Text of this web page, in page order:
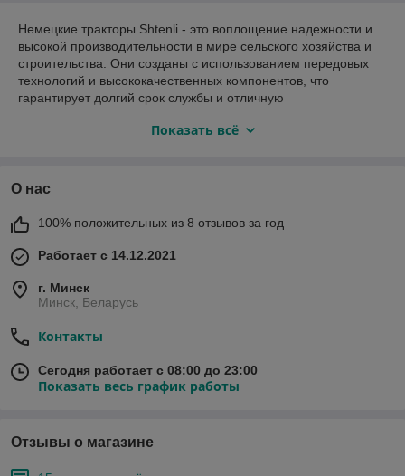
Немецкие тракторы Shtenli - это воплощение надежности и
высокой производительности в мире сельского хозяйства и
строительства. Они созданы с использованием передовых
технологий и высококачественных компонентов, что
гарантирует долгий срок службы и отличную
эффективности, немецкие тракторы Shtenli стали
условиях. Они также отличаются инновационными
продуктивной. С немецкими тракторами Shtenli вы получаете
мощный инструмент, на который можно полагаться для
выполнения разнообразных задач в сельском хозяйстве и
стройиндустрии.
Показать всё
О нас
100% положительных из 8 отзывов за год
Работает с 14.12.2021
г. Минск
Минск, Беларусь
Контакты
Сегодня работает с 08:00 до 23:00
Показать весь график работы
Отзывы о магазине